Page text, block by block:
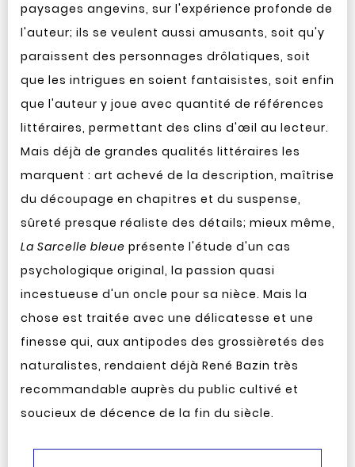
paysages angevins, sur l'expérience profonde de
l'auteur; ils se veulent aussi amusants, soit qu'y
paraissent des personnages drôlatiques, soit
que les intrigues en soient fantaisistes, soit enfin
que l'auteur y joue avec quantité de références
littéraires, permettant des clins d'œil au lecteur.
Mais déjà de grandes qualités littéraires les
marquent : art achevé de la description, maîtrise
du découpage en chapitres et du suspense,
sûreté presque réaliste des détails; mieux même,
La Sarcelle bleue présente l'étude d'un cas
psychologique original, la passion quasi
incestueuse d'un oncle pour sa nièce. Mais la
chose est traitée avec une délicatesse et une
finesse qui, aux antipodes des grossièretés des
naturalistes, rendaient déjà René Bazin très
recommandable auprès du public cultivé et
soucieux de décence de la fin du siècle.